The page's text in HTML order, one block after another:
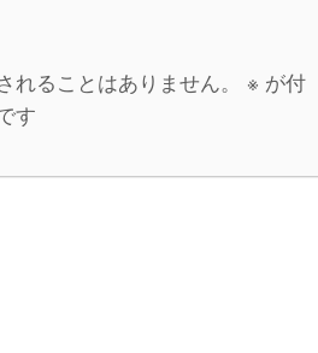
ることはありません。 ※ が付
す